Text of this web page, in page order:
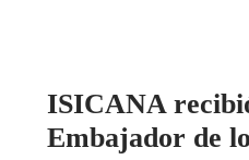
ISICANA
Embajador de